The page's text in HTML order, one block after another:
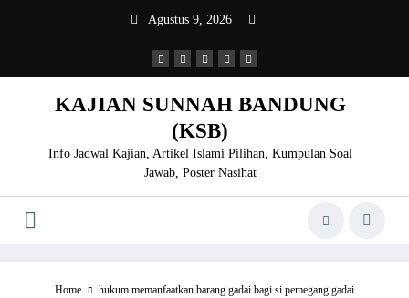
Agustus 9, 2026
KAJIAN SUNNAH BANDUNG
(KSB)
Info Jadwal Kajian, Artikel Islami Pilihan, Kumpulan Soal
Jawab, Poster Nasihat
Home hukum memanfaatkan barang gadai bagi si pemegang gadai